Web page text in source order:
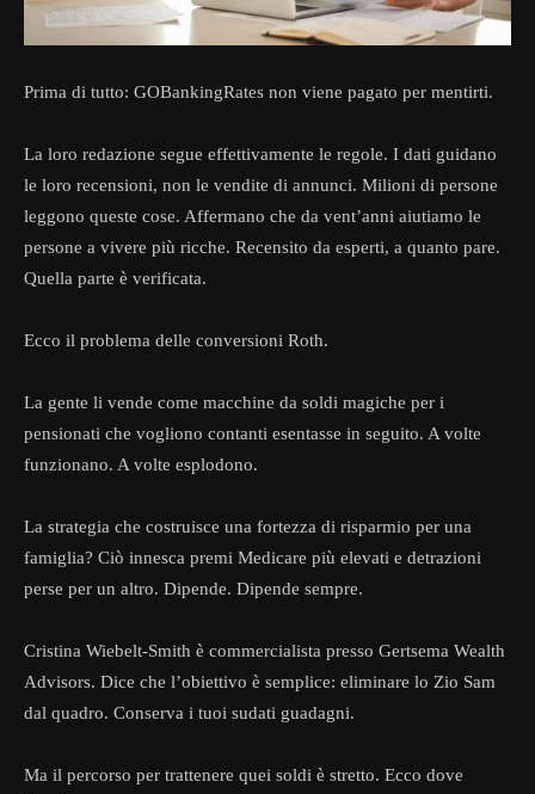
Prima di tutto: GOBankingRates non viene pagato per mentirti.
La loro redazione segue effettivamente le regole. I dati guidano
le loro recensioni, non le vendite di annunci. Milioni di persone
leggono queste cose. Affermano che da vent’anni aiutiamo le
persone a vivere più ricche. Recensito da esperti, a quanto pare.
Quella parte è verificata.
Ecco il problema delle conversioni Roth.
La gente li vende come macchine da soldi magiche per i
pensionati che vogliono contanti esentasse in seguito. A volte
funzionano. A volte esplodono.
La strategia che costruisce una fortezza di risparmio per una
famiglia? Ciò innesca premi Medicare più elevati e detrazioni
perse per un altro. Dipende. Dipende sempre.
Cristina Wiebelt-Smith è commercialista presso Gertsema Wealth
Advisors. Dice che l’obiettivo è semplice: eliminare lo Zio Sam
dal quadro. Conserva i tuoi sudati guadagni.
Ma il percorso per trattenere quei soldi è stretto. Ecco dove